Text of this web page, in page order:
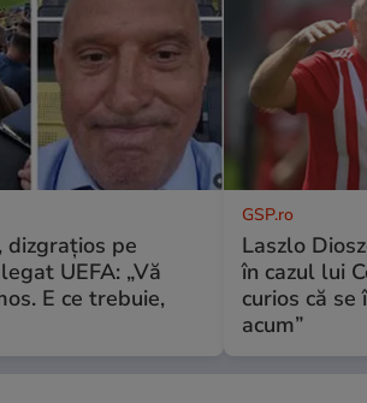
dizgrațios pe
UEFA: „Vă
E ce trebuie,
GSP.ro
Laszlo
în cazul lui
curios că
acum”